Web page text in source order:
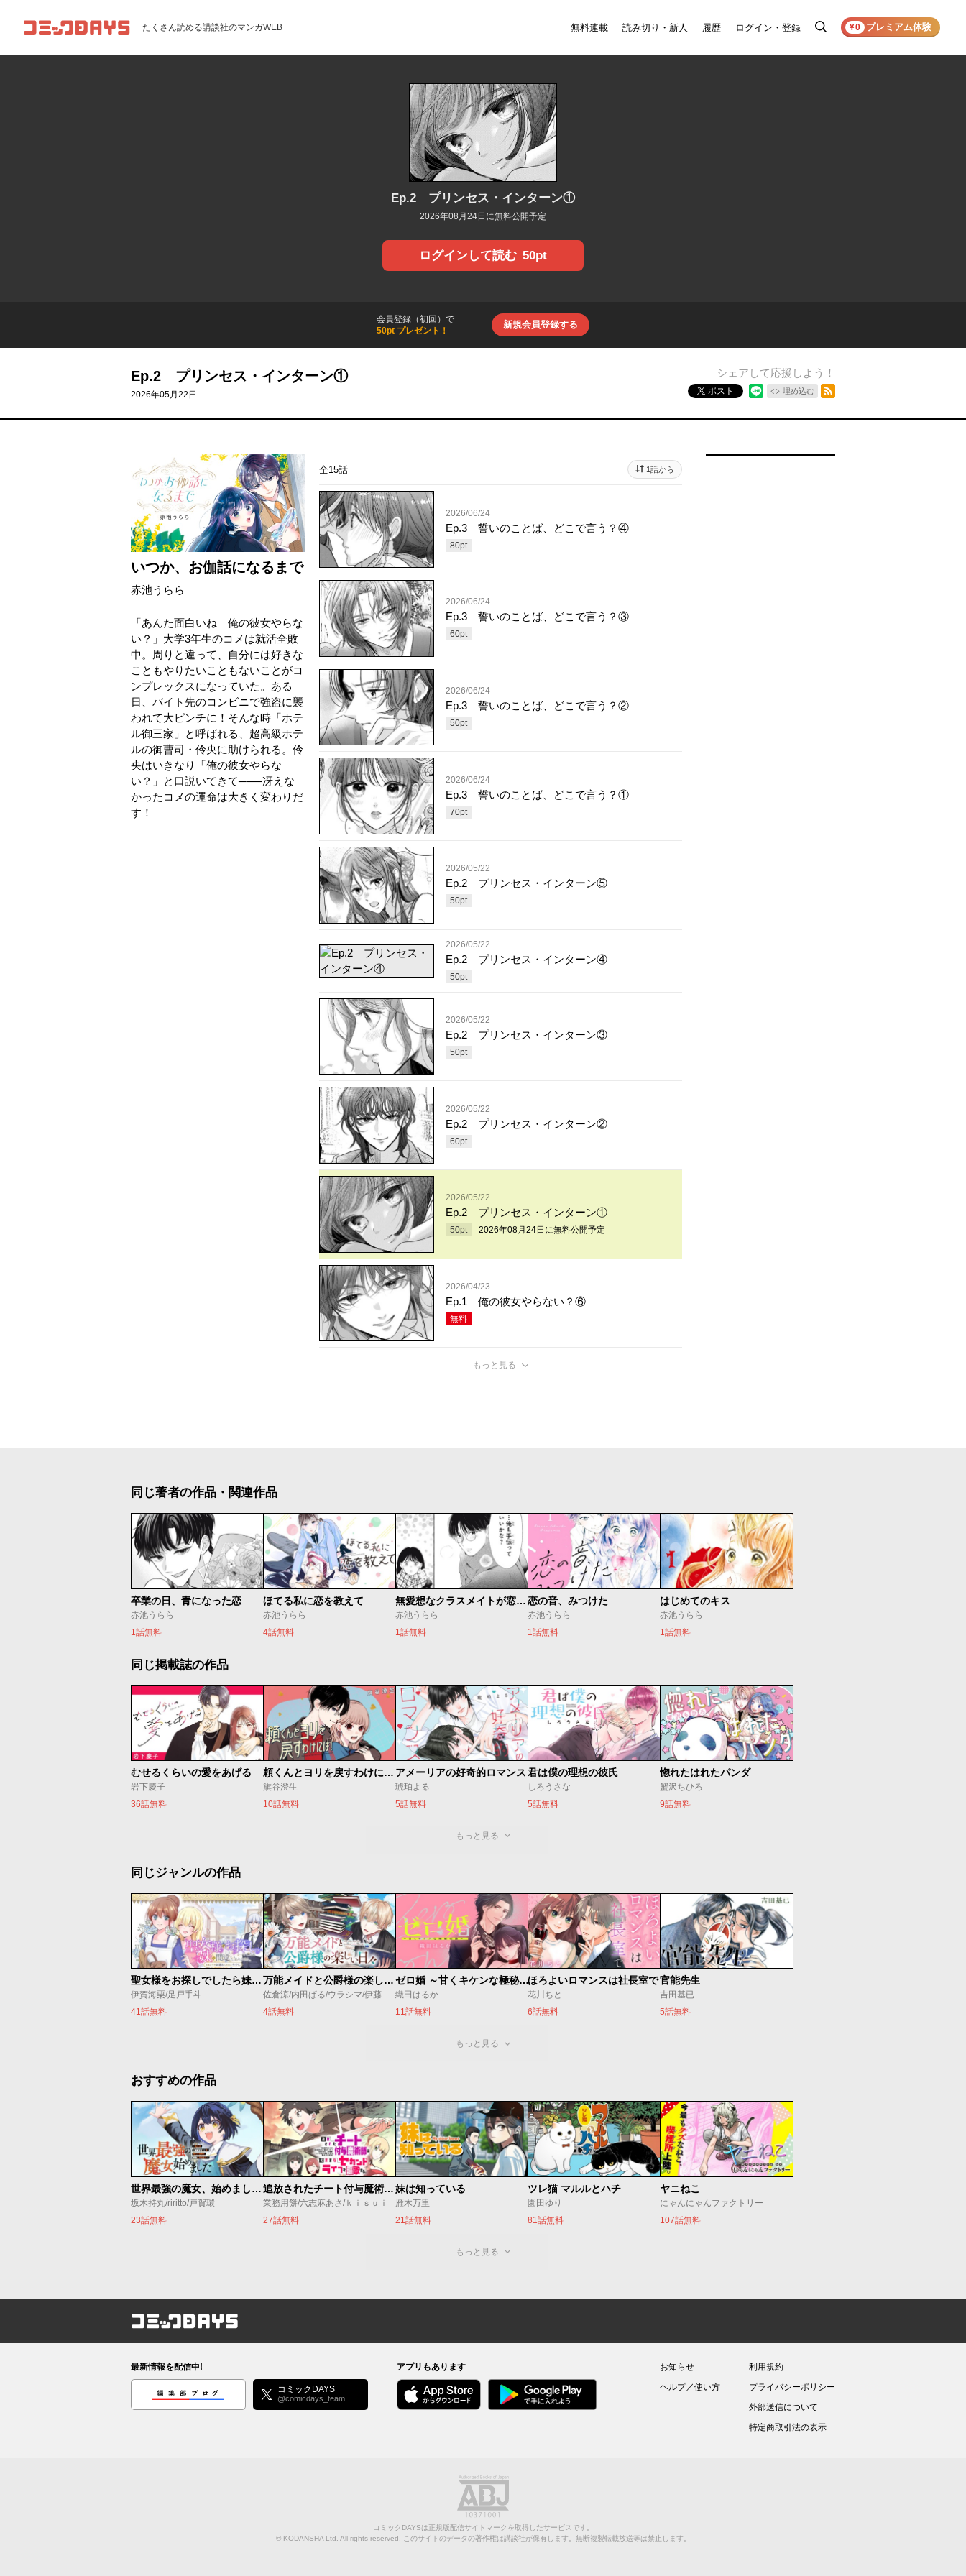
コミックDAYS たくさん読める講談社のマンガWEB 無料連載 読み切り・新人 履歴 ログイン・登録
検
¥0 プレミアム体験
Ep.2 プリンセス・インターン①
2026年08月24日に無料公開予定
ログインして読む 50pt
会員登録（初回）で
50pt プレゼント！
新規会員登録する
Ep.2 プリンセス・インターン①
2026年05月22日
シェアして応援しよう！
ポスト 埋め込む
いつか、お伽話になるまで
赤池うらら
「あんた面白いね 俺の彼女やらな
い？」大学3年生のコメは就活全敗
中。周りと違って、自分には好きな
こともやりたいこともないことがコ
ンプレックスになっていた。ある
日、バイト先のコンビニで強盗に襲
われて大ピンチに！そんな時「ホテ
ル御三家」と呼ばれる、超高級ホテ
ルの御曹司・伶央に助けられる。伶
央はいきなり「俺の彼女やらな
い？」と口説いてきて───冴えな
かったコメの運命は大きく変わりだ
す！
全15話 1話から
2026/06/24
Ep.3 誓いのことば、どこで言う？④
80pt
2026/06/24
Ep.3 誓いのことば、どこで言う？③
60pt
2026/06/24
Ep.3 誓いのことば、どこで言う？②
50pt
2026/06/24
Ep.3 誓いのことば、どこで言う？①
70pt
2026/05/22
Ep.2 プリンセス・インターン⑤
50pt
2026/05/22
Ep.2 プリンセス・インターン④
50pt
2026/05/22
Ep.2 プリンセス・インターン③
50pt
2026/05/22
Ep.2 プリンセス・インターン②
60pt
2026/05/22
Ep.2 プリンセス・インターン①
50pt 2026年08月24日 に無料公開予定
2026/04/23
Ep.1 俺の彼女やらない？⑥
無料
もっと見る
同じ著者の作品・関連作品
卒業の日、青になった恋
赤池うらら
1話無料
ほてる私に恋を教えて
赤池うらら
4話無料
無愛想なクラスメイトが窓際で
赤池うらら
1話無料
恋の音、みつけた
赤池うらら
1話無料
はじめてのキス
赤池うらら
1話無料
同じ掲載誌の作品
むせるくらいの愛をあげる
岩下慶子
36話無料
頼くんとヨリを戻すわけには！
旗谷澄生
10話無料
アメーリアの好奇的ロマンス
琥珀よる
5話無料
君は僕の理想の彼氏
しろうさな
5話無料
惚れたはれたパンダ
蟹沢ちひろ
9話無料
もっと見る
同じジャンルの作品
聖女様をお探しでしたら妹で間違いありません。さあどうぞお連れください、今すぐ。
伊賀海栗/足戸手斗
41話無料
万能メイドと公爵様の楽しい日々
佐倉涼/内田ぱる/ウラシマ/伊藤テリヤキ
4話無料
ゼロ婚 ～甘くキケンな極秘任務～
織田はるか
11話無料
ほろよいロマンスは社長室で
花川ちと
6話無料
官能先生
吉田基已
5話無料
もっと見る
おすすめの作品
世界最強の魔女、始めました ～私だけ『攻略サイト』を見れる世界で自由に生きます～
坂木持丸/riritto/戸賀環
23話無料
追放されたチート付与魔術師は気ままなセカンドライフを謳歌する。 ～俺は武器だけじゃなく、あらゆるものに『強化ポイント』を付与できるし、俺の意思でいつでも効果を解除できるけど、残った人たち大丈夫？～
業務用餅/六志麻あさ/ｋｉｓｕｉ
27話無料
妹は知っている
雁木万里
21話無料
ツレ猫 マルルとハチ
園田ゆり
81話無料
ヤニねこ
にゃんにゃんファクトリー
107話無料
もっと見る
コミックDAYS
最新情報を配信中!
編集部ブログ コミックDAYS
@comicdays_team
アプリもあります
お知らせ
ヘルプ／使い方
利用規約
プライバシーポリシー
外部送信について
特定商取引法の表示
コミックDAYSは正規版配信サイトマークを取得したサービスです。
© KODANSHA Ltd. All rights reserved. このサイトのデータの著作権は講談社が保有します。無断複製転載放送等は禁止します。